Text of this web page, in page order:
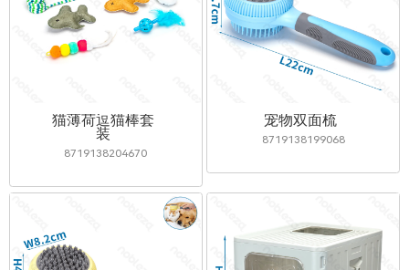
猫薄荷逗猫棒套
装
8719138204670
宠物双面梳
8719138199068